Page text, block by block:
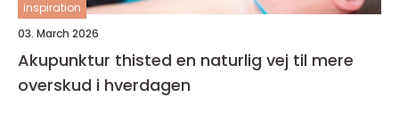
inspiration
03. March 2026
Akupunktur thisted en naturlig vej til mere
overskud i hverdagen